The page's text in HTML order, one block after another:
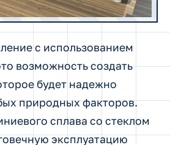
с использованием
возможность создать
будет надежно
природных факторов.
сплава со стеклом
эксплуатацию